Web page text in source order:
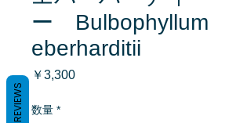
ー Bulbophyllum
eberharditii
￥3,300価
数量 *
REVIEWS